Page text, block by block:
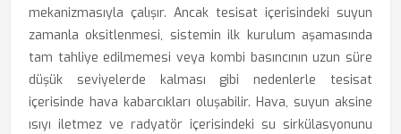
mekanizmasıyla çalışır. Ancak tesisat içerisindeki suyun
zamanla oksitlenmesi, sistemin ilk kurulum aşamasında
tam tahliye edilmemesi veya kombi basıncının uzun süre
düşük seviyelerde kalması gibi nedenlerle tesisat
içerisinde hava kabarcıkları oluşabilir. Hava, suyun aksine
ısıyı iletmez ve radyatör içerisindeki su sirkülasyonunu